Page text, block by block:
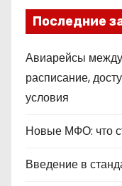
Последние
Авиарейсы
расписание,
условия
Новые МФО: что
Введение в